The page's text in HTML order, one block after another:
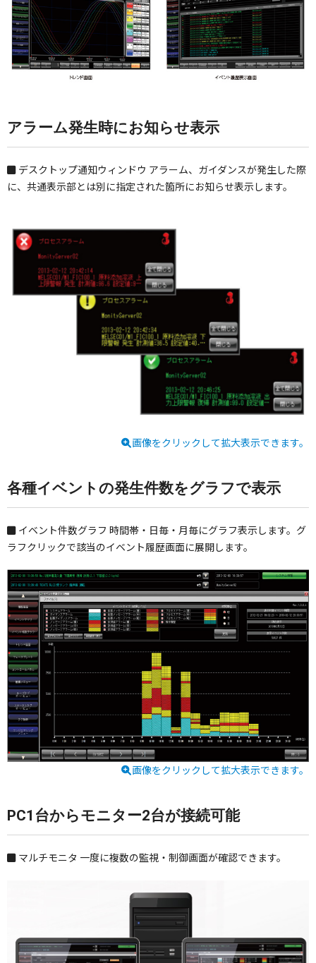
アラーム発生時にお知らせ表示
デスクトップ通知ウィンドウ アラーム、ガイダンスが発生した際
に、共通表示部とは別に指定された箇所にお知らせ表示します。
画像をクリックして拡大表示できます。
各種イベントの発生件数をグラフで表示
イベント件数グラフ 時間帯・日毎・月毎にグラフ表示します。グ
ラフクリックで該当のイベント履歴画面に展開します。
画像をクリックして拡大表示できます。
PC1台からモニター2台が接続可能
マルチモニタ 一度に複数の監視・制御画面が確認できます。